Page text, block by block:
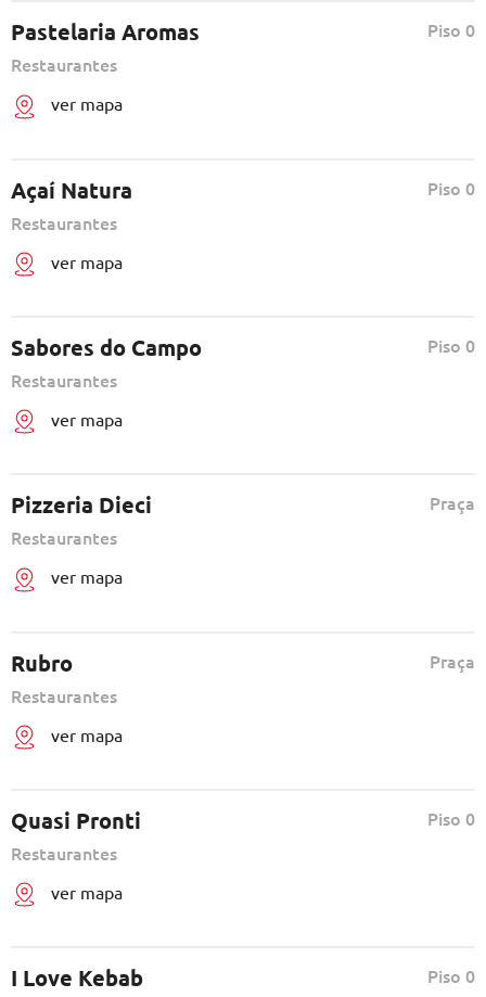
Pastelaria Aromas
Piso 0
Restaurantes
ver mapa
Açaí Natura
Piso 0
Restaurantes
ver mapa
Sabores do Campo
Piso 0
Restaurantes
ver mapa
Pizzeria Dieci
Praça
Restaurantes
ver mapa
Rubro
Praça
Restaurantes
ver mapa
Quasi Pronti
Piso 0
Restaurantes
ver mapa
I Love Kebab
Piso 0